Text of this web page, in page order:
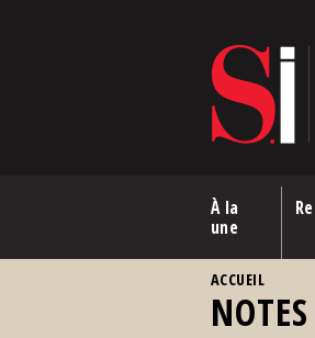
À la
une
ACCUEIL